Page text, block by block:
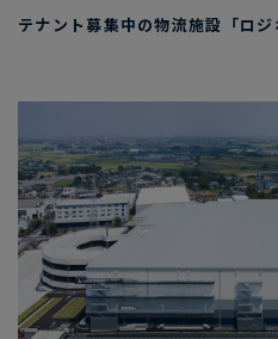
テナント募集中の物流施設「ロジ